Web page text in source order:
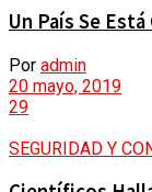
Un País Se
Por admin
20 mayo, 2019
29
SEGURIDAD Y